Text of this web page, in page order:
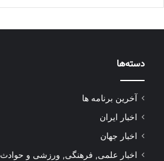
دسته‌ها
آخرین برنامه ها
اخبار ایران
اخبار جهان
اخبار علمی, فرهنگی, ورزشی و حوادث